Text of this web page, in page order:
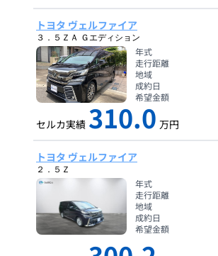
トヨタ ヴェルファイア
３．５ＺＡ Ｇエディション
年式
走行距離
地域
成約日
希望金額
セルカ実績 310.0 万円
トヨタ ヴェルファイア
２．５Ｚ
年式
走行距離
地域
成約日
希望金額